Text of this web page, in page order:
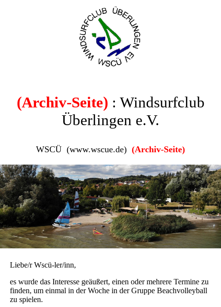
(Archiv-Seite) : Windsurfclub
Überlingen e.V.
WSCÜ (www.wscue.de) (Archiv-Seite)
Liebe/r Wscü-ler/inn,
es wurde das Interesse geäußert, einen oder mehrere Termine zu
finden, um einmal in der Woche in der Gruppe Beachvolleyball
zu spielen.